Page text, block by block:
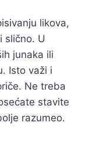
likova,
slično. U
junaka ili
Isto važi i
Ne treba
stavite
razumeo.